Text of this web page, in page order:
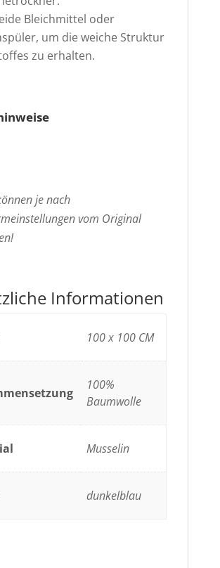
Bleichmittel oder
um die weiche Struktur
zu erhalten.
je nach
vom Original
Informationen
100 x 100 CM
100%
Baumwolle
Musselin
dunkelblau